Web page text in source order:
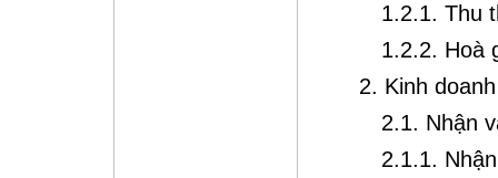
1.2.1. Thu
1.2.2. Hoà
2. Kinh
2.1. Nhận
2.1.1.